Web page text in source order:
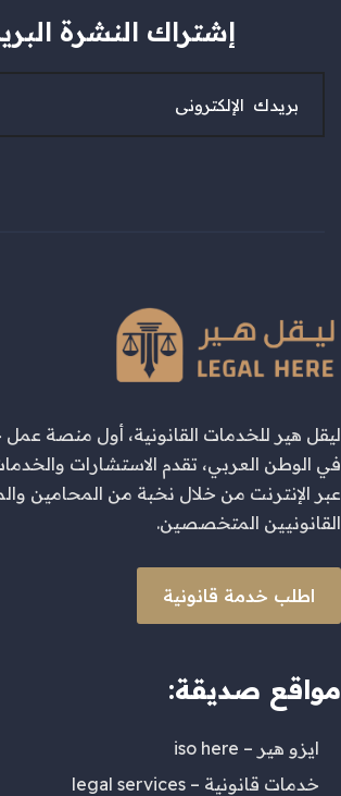
إشتراك النشرة
ليقل هير للخدمات القانونية، أول منصة عمل
في الوطن العربي، تقدم الاستشارات
عبر الإنترنت من خلال نخبة من المحامين
القانونيين المتخصصين.
اطلب خدمة قانونية
مواقع صديقة:
ايزو هير – iso here
خدمات قانونية – legal services